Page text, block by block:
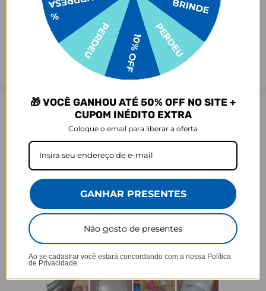
Prazo de Postagem
Opinião dos consumidores
4,5 Baseado em 5.735 Avaliações
4554
4 ★
7%
3 ★
272
2 ★
213
5%
🎁 VOCÊ GANHOU ATÉ 50% OFF NO SITE +
CUPOM INÉDITO EXTRA
Coloque o email para liberar a oferta
GANHAR PRESENTES
Não gosto de presentes
Ao se cadastrar você estará concordando com a nossa Política
de Privacidade.